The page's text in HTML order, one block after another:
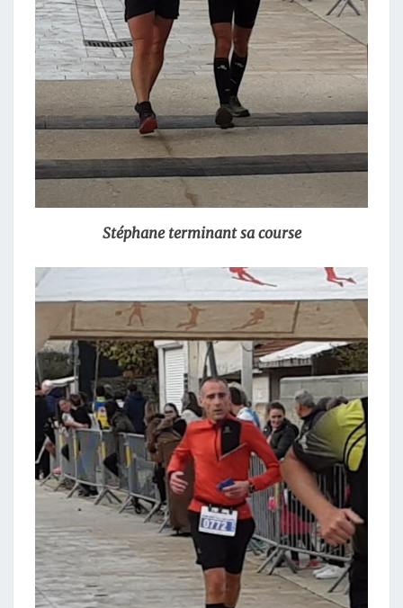
Stéphane terminant sa course